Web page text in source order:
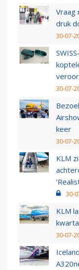
Vraag
druk
30-07-
30-07-
keer
30-07-
KLM
30-
KLM
30-07-